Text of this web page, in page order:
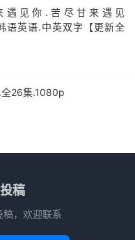
遇见你.苦尽甘来遇见
语英语.中英双字【更新全
26集.1080p
稿
稿，欢迎联系